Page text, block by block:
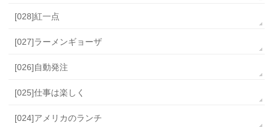
[028]紅一点
[027]ラーメンギョーザ
[026]自動発注
[025]仕事は楽しく
[024]アメリカのランチ